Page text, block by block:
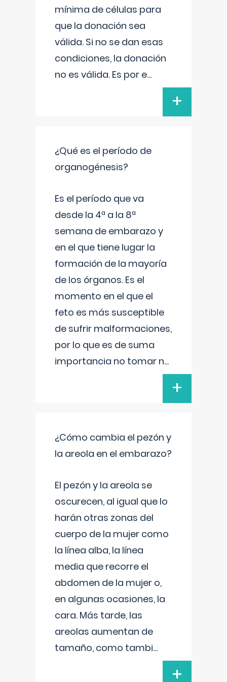
mínima de células para
que la donación sea
válida. Si no se dan esas
condiciones, la donación
no es válida. Es por e...
+
¿Qué es el período de
organogénesis?
Es el período que va
desde la 4ª a la 8ª
semana de embarazo y
en el que tiene lugar la
formación de la mayoría
de los órganos. Es el
momento en el que el
feto es más susceptible
de sufrir malformaciones,
por lo que es de suma
importancia no tomar n...
+
¿Cómo cambia el pezón y
la areola en el embarazo?
El pezón y la areola se
oscurecen, al igual que lo
harán otras zonas del
cuerpo de la mujer como
la línea alba, la línea
media que recorre el
abdomen de la mujer o,
en algunas ocasiones, la
cara. Más tarde, las
areolas aumentan de
tamaño, como tambi...
+